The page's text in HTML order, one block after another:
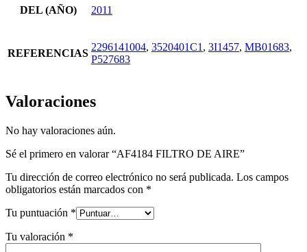
DEL (AÑO) 2011
REFERENCIAS
2296141004, 3520401C1 , 3I1457, MB01683,
P527683
Valoraciones
No hay valoraciones aún.
Sé el primero en valorar “AF4184 FILTRO DE AIRE”
Tu dirección de correo electrónico no será publicada. Los campos
obligatorios están marcados con *
Tu puntuación *
Tu valoración *